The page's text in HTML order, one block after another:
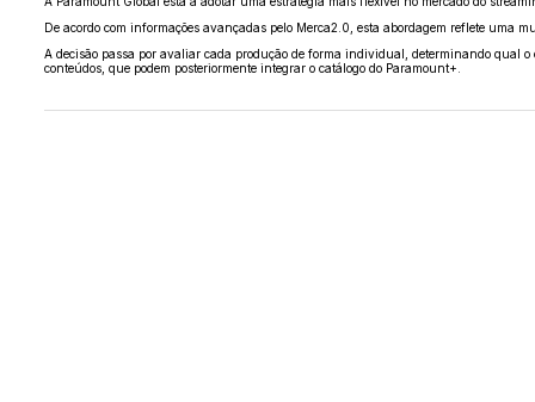
De acordo com informações avançadas pelo Merca2.0, esta abordagem reflete uma
A decisão passa por avaliar cada produção de forma individual, determinando qual
conteúdos, que podem posteriormente integrar o catálogo do Paramount+.